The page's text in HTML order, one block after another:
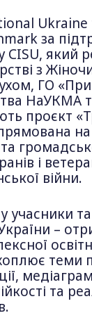
Ukraine
за
який
з
ГО
НаУКМА
проєкт
і
війни.
учасники
України –
теми
та